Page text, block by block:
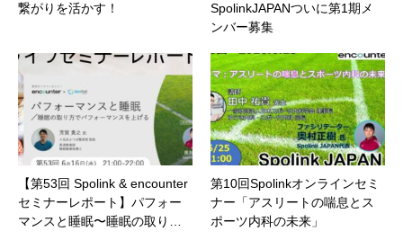
繋がりを活かす！
SpolinkJAPANついに第1期メ
ンバー募集
【第53回 Spolink & encounter
セミナーレポート】パフォー
マンスと睡眠〜睡眠の取り…
第10回Spolinkオンラインセミ
ナー「アスリートの喘息とス
ポーツ内科の未来」